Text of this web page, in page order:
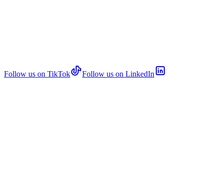
Follow us on TikTok Follow us on LinkedIn